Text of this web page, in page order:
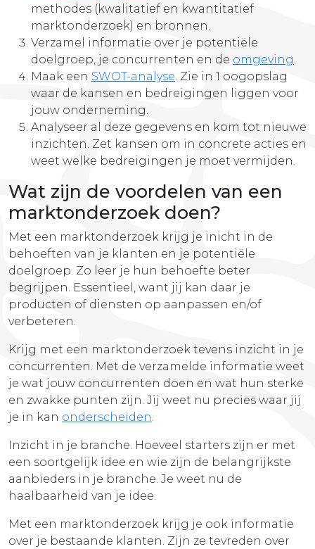
methodes (kwalitatief en kwantitatief
marktonderzoek) en bronnen.
Verzamel informatie over je potentiële
doelgroep, je concurrenten en de omgeving.
Maak een SWOT-analyse. Zie in 1 oogopslag
waar de kansen en bedreigingen liggen voor
jouw onderneming.
Analyseer al deze gegevens en kom tot nieuwe
inzichten. Zet kansen om in concrete acties en
weet welke bedreigingen je moet vermijden.
Wat zijn de voordelen van een
marktonderzoek doen?
Met een marktonderzoek krijg je inicht in de
behoeften van je klanten en je potentiële
doelgroep. Zo leer je hun behoefte beter
begrijpen. Essentieel, want jij kan daar je
producten of diensten op aanpassen en/of
verbeteren.
Krijg met een marktonderzoek tevens inzicht in je
concurrenten. Met de verzamelde informatie weet
je wat jouw concurrenten doen en wat hun sterke
en zwakke punten zijn. Jij weet nu precies waar jij
je in kan onderscheiden.
Inzicht in je branche. Hoeveel starters zijn er met
een soortgelijk idee en wie zijn de belangrijkste
aanbieders in je branche. Je weet nu de
haalbaarheid van je idee.
Met een marktonderzoek krijg je ook informatie
over je bestaande klanten. Zijn ze tevreden over